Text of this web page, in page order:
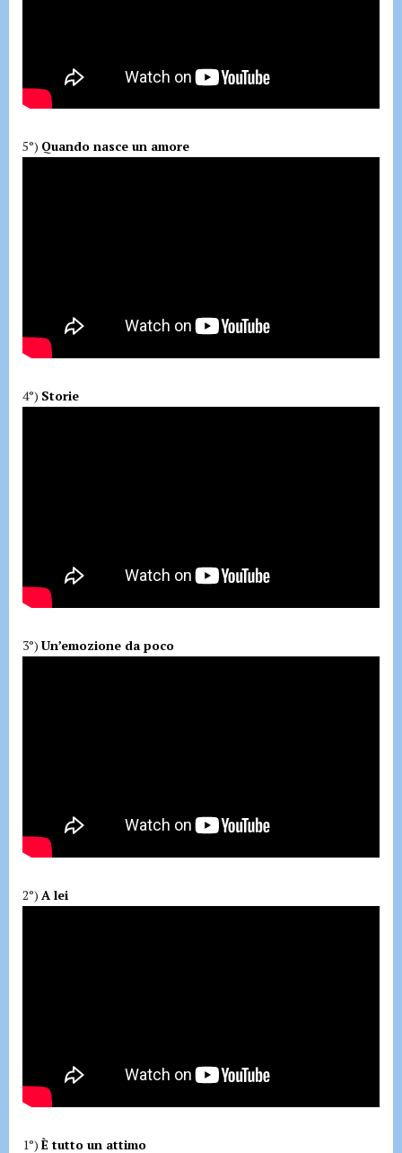
5°) Quando nasce un amore
4°) Storie
3°)Un’emozione da poco
2°) A lei
1°) È tutto un attimo